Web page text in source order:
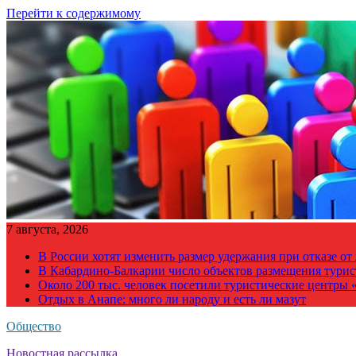
Перейти к содержимому
7 августа, 2026
В России хотят изменить размер удержания при отказе
В Кабардино-Балкарии число объектов размещения
Около 200 тыс. человек посетили туристические центры
Отдых в Анапе: много ли народу и есть ли мазут
Общество
Новостная рассылка